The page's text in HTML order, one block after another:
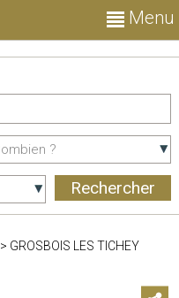
Menu
> GROSBOIS LES TICHEY